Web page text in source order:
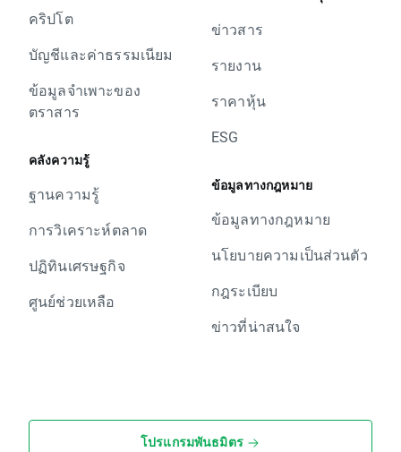
คริปโต
บัญชีและค่าธรรมเนียม
ข้อมูลจำเพาะของ
ตราสาร
คลังความรู้
ฐานความรู้
การวิเคราะห์ตลาด
ปฏิทินเศรษฐกิจ
ศูนย์ช่วยเหลือ
ข่าวสาร
รายงาน
ราคาหุ้น
ESG
ข้อมูลทางกฎหมาย
ข้อมูลทางกฎหมาย
นโยบายความเป็นส่วนตัว
กฎระเบียบ
ข่าวที่น่าสนใจ
โปรแกรมพันธมิตร